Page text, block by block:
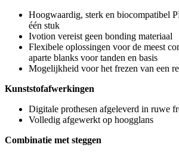
Hoogwaardig, sterk en biocompatibel
één stuk
Ivotion vereist geen bonding materiaal
Flexibele oplossingen voor de meest
aparte blanks voor tanden en basis
Mogelijkheid voor het frezen van een
Kunststofafwerkingen
Digitale prothesen afgeleverd in ruwe
Volledig afgewerkt op hoogglans
Combinatie met steggen